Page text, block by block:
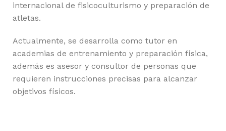
internacional de fisicoculturismo y preparación de
atletas.
Actualmente, se desarrolla como tutor en
academias de entrenamiento y preparación física,
además es asesor y consultor de personas que
requieren instrucciones precisas para alcanzar
objetivos físicos.